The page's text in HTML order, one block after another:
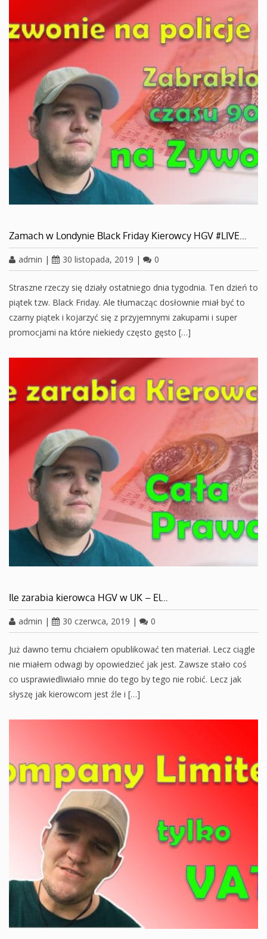
Zamach w Londynie Black Friday Kierowcy HGV #LIVE…
admin | 30 listopada, 2019 | 0
Straszne rzeczy się działy ostatniego dnia tygodnia. Ten dzień to
piątek tzw. Black Friday. Ale tłumacząc dosłownie miał być to
czarny piątek i kojarzyć się z przyjemnymi zakupami i super
promocjami na które niekiedy często gęsto […]
Ile zarabia kierowca HGV w UK – El…
admin | 30 czerwca, 2019 | 0
Już dawno temu chciałem opublikować ten materiał. Lecz ciągle
nie miałem odwagi by opowiedzieć jak jest. Zawsze stało coś
co usprawiedliwiało mnie do tego by tego nie robić. Lecz jak
słyszę jak kierowcom jest źle i […]